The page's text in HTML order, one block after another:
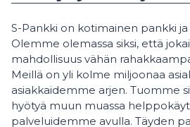
S-Pankki on kotimainen pankki ja
Olemme olemassa siksi, että
mahdollisuus vähän
Meillä on yli kolme miljoonaa
asiakkaidemme arjen. Tuomme
hyötyä muun muassa
palveluidemme avulla. Täyden